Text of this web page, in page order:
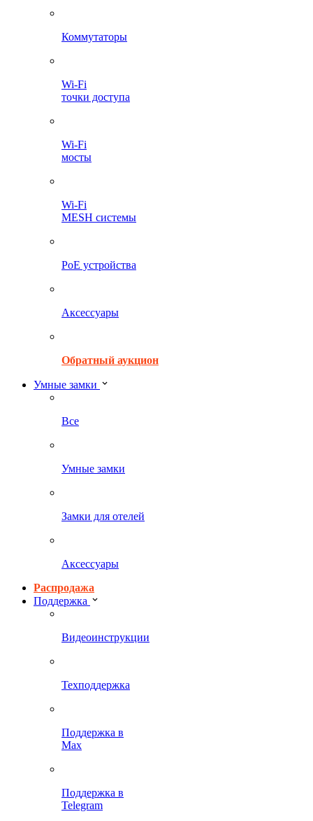
Коммутаторы
Wi-Fi
точки доступа
Wi-Fi
мосты
Wi-Fi
MESH системы
PoE устройства
Аксессуары
Обратный аукцион
Умные замки
Все
Умные замки
Замки для отелей
Аксессуары
Распродажа
Поддержка
Видеоинструкции
Техподдержка
Поддержка в
Max
Поддержка в
Telegram